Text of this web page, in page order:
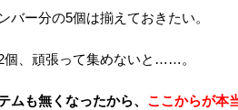
バー分の5個は揃えておきたい。
個、頑張って集めないと……。
ムも無くなったから、 ここからが本